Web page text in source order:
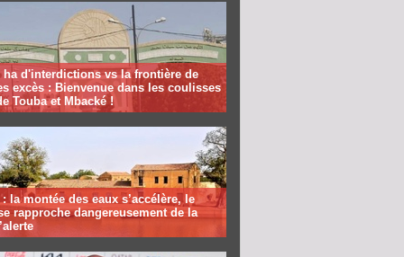
ha d'interdictions vs la frontière de
excès : Bienvenue dans les coulisses
Touba et Mbacké !
la montée des eaux s’accélère, le
rapproche dangereusement de la